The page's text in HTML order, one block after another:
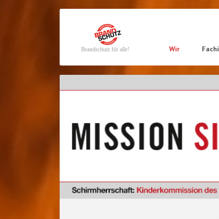
Brandschutz für alle!
Navigation
Wir
Navigation
überspringen